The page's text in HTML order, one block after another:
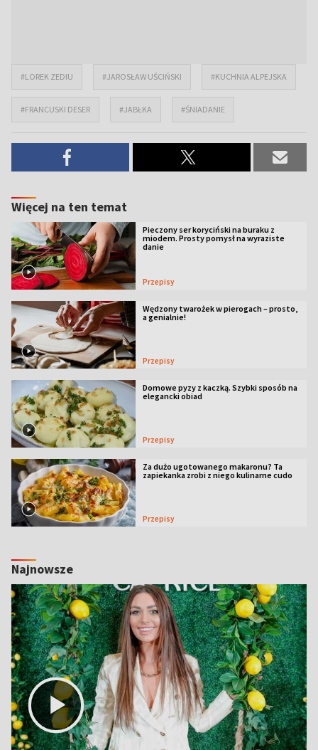
#LOREK ZEDIU #JAROSŁAW UŚCIŃSKI #KUCHNIA ALPEJSKA
#FRANCUSKI DESER #JABŁKA #ŚNIADANIE
Więcej na ten temat
Pieczony ser koryciński na buraku z
miodem. Prosty pomysł na wyraziste
danie
Przepisy
Wędzony twarożek w pierogach – prosto,
a genialnie!
Przepisy
Domowe pyzy z kaczką. Szybki sposób na
elegancki obiad
Przepisy
Za dużo ugotowanego makaronu? Ta
zapiekanka zrobi z niego kulinarne cudo
Przepisy
Najnowsze